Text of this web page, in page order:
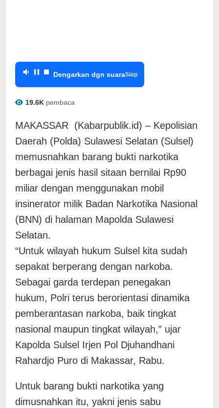
Dengarkan dgn suaraSiap
19.6K pembaca
MAKASSAR (Kabarpublik.id) – Kepolisian
Daerah (Polda) Sulawesi Selatan (Sulsel)
memusnahkan barang bukti narkotika
berbagai jenis hasil sitaan bernilai Rp90
miliar dengan menggunakan mobil
insinerator milik Badan Narkotika Nasional
(BNN) di halaman Mapolda Sulawesi
Selatan.
“Untuk wilayah hukum Sulsel kita sudah
sepakat berperang dengan narkoba.
Sebagai garda terdepan penegakan
hukum, Polri terus berorientasi dinamika
pemberantasan narkoba, baik tingkat
nasional maupun tingkat wilayah,” ujar
Kapolda Sulsel Irjen Pol Djuhandhani
Rahardjo Puro di Makassar, Rabu.
Untuk barang bukti narkotika yang
dimusnahkan itu, yakni jenis sabu